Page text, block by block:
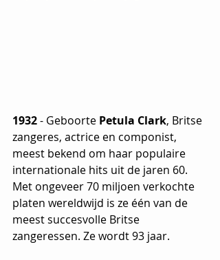
1932 - Geboorte Petula Clark, Britse
zangeres, actrice en componist,
meest bekend om haar populaire
internationale hits uit de jaren 60.
Met ongeveer 70 miljoen verkochte
platen wereldwijd is ze één van de
meest succesvolle Britse
zangeressen. Ze wordt 93 jaar.